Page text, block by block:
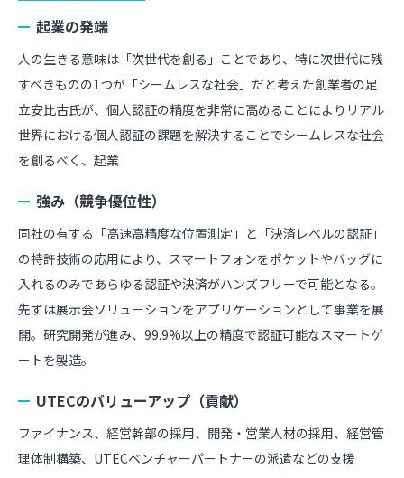
起業の発端
人の生きる意味は「次世代を創る」ことであり、特に次世代に残
すべきものの1つが「シームレスな社会」だと考えた創業者の足
立安比古氏が、個人認証の精度を非常に高めることによりリアル
世界における個人認証の課題を解決することでシームレスな社会
を創るべく、起業
強み（競争優位性）
同社の有する「高速高精度な位置測定」と「決済レベルの認証」
の特許技術の応用により、スマートフォンをポケットやバッグに
入れるのみであらゆる認証や決済がハンズフリーで可能となる。
先ずは展示会ソリューションをアプリケーションとして事業を展
開。研究開発が進み、99.9%以上の精度で認証可能なスマートゲ
ートを製造。
UTECのバリューアップ（貢献）
ファイナンス、経営幹部の採用、開発・営業人材の採用、経営管
理体制構築、UTECベンチャーパートナーの派遣などの支援